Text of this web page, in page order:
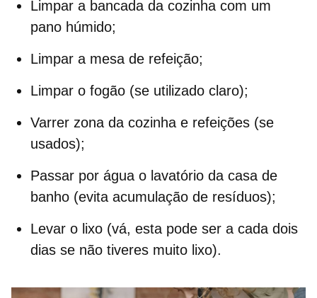
Limpar a bancada da cozinha com um
pano húmido;
Limpar a mesa de refeição;
Limpar o fogão (se utilizado claro);
Varrer zona da cozinha e refeições (se
usados);
Passar por água o lavatório da casa de
banho (evita acumulação de resíduos);
Levar o lixo (vá, esta pode ser a cada dois
dias se não tiveres muito lixo).